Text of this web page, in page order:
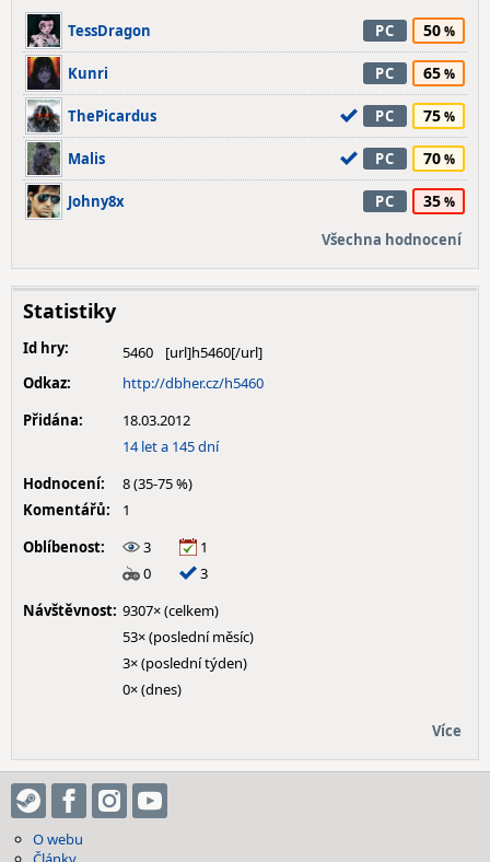
TessDragon PC 50
Kunri PC 65
ThePicardus PC 75
Malis PC 70
Johny8x PC 35
Všechna hodnocení
Statistiky
Id hry:
5460
Odkaz:
http://dbher.cz/h5460
Přidána:
18.03.2012
14 let a 145 dní
Hodnocení:
8 (35-75 %)
Komentářů:
1
Oblíbenost:
3
1
0
3
Návštěvnost: 9307× (celkem)
53× (poslední měsíc)
3× (poslední týden)
0× (dnes)
Více
O webu